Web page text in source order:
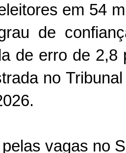
em 54
de
de erro de 2,8
no
vagas no